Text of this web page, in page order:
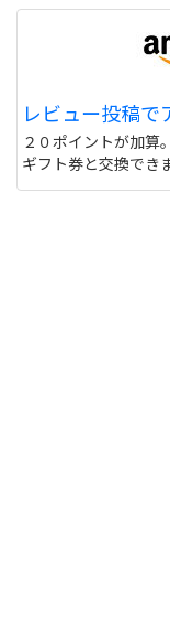
レビュー投稿で
２０ポイントが加算
ギフト券と交換でき